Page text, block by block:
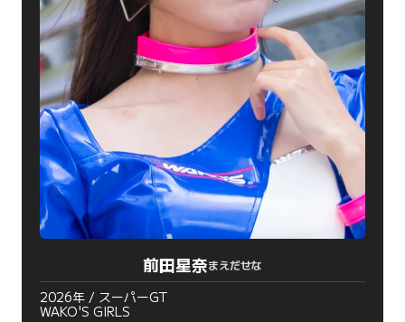
前田星奈まえだせな
2026年 / スーパーGT
WAKO'S GIRLS